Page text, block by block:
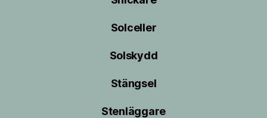
Solceller
Solskydd
Stängsel
Stenläggare